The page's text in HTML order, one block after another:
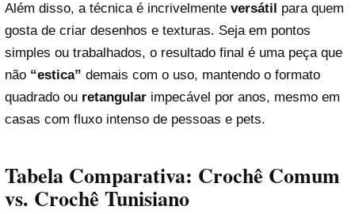
Além disso, a técnica é incrivelmente versátil para quem
gosta de criar desenhos e texturas. Seja em pontos
simples ou trabalhados, o resultado final é uma peça que
não “estica” demais com o uso, mantendo o formato
quadrado ou retangular impecável por anos, mesmo em
casas com fluxo intenso de pessoas e pets.
Tabela Comparativa: Crochê Comum
vs. Crochê Tunisiano